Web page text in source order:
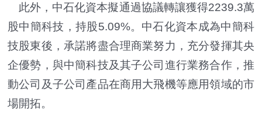
此外，中石化資本擬通過協議轉讓獲得2239.3萬
股中簡科技，持股5.09%。中石化資本成為中簡科
技股東後，承諾將盡合理商業努力，充分發揮其央
企優勢，與中簡科技及其子公司進行業務合作，推
動公司及子公司產品在商用大飛機等應用領域的市
場開拓。